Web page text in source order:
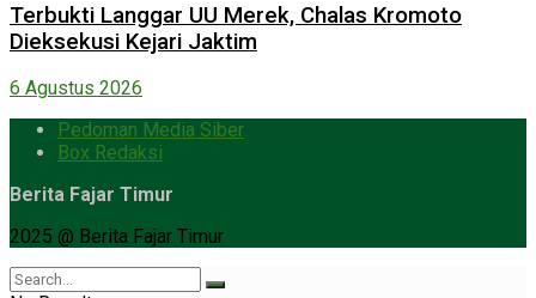
Terbukti Langgar UU Merek, Chalas Kromoto
Dieksekusi Kejari Jaktim
6 Agustus 2026
Pedoman Media Siber
Box Redaksi
Berita Fajar Timur
2025 @ Berita Fajar Timur